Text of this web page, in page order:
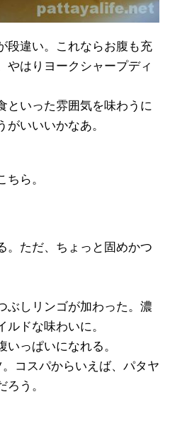
段違い。これならお腹も充
やはりヨークシャープディ
といった雰囲気を味わうに
いいいかなあ。
ら。
。ただ、ちょっと固めかつ
ぶしリンゴが加わった。濃
ドな味わいに。
っぱいになれる。
コスパからいえば、パタヤ
う。